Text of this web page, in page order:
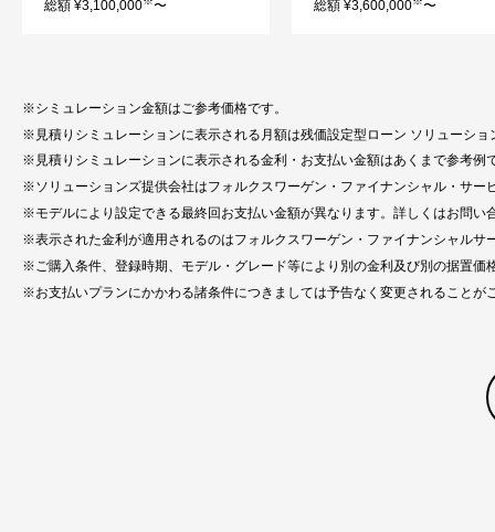
総額 ¥3,100,000
〜
総額 ¥3,600,000
〜
シミュレーション金額はご参考価格です。
見積りシミュレーションに表示される月額は残価設定型ローン ソリューシ
見積りシミュレーションに表示される金利・お支払い金額はあくまで参考例
ソリューションズ提供会社はフォルクスワーゲン・ファイナンシャル・サー
モデルにより設定できる最終回お支払い金額が異なります。詳しくはお問い
表示された金利が適用されるのはフォルクスワーゲン・ファイナンシャル
ご購入条件、登録時期、モデル・グレード等により別の金利及び別の据置価
お支払いプランにかかわる諸条件につきましては予告なく変更されることが